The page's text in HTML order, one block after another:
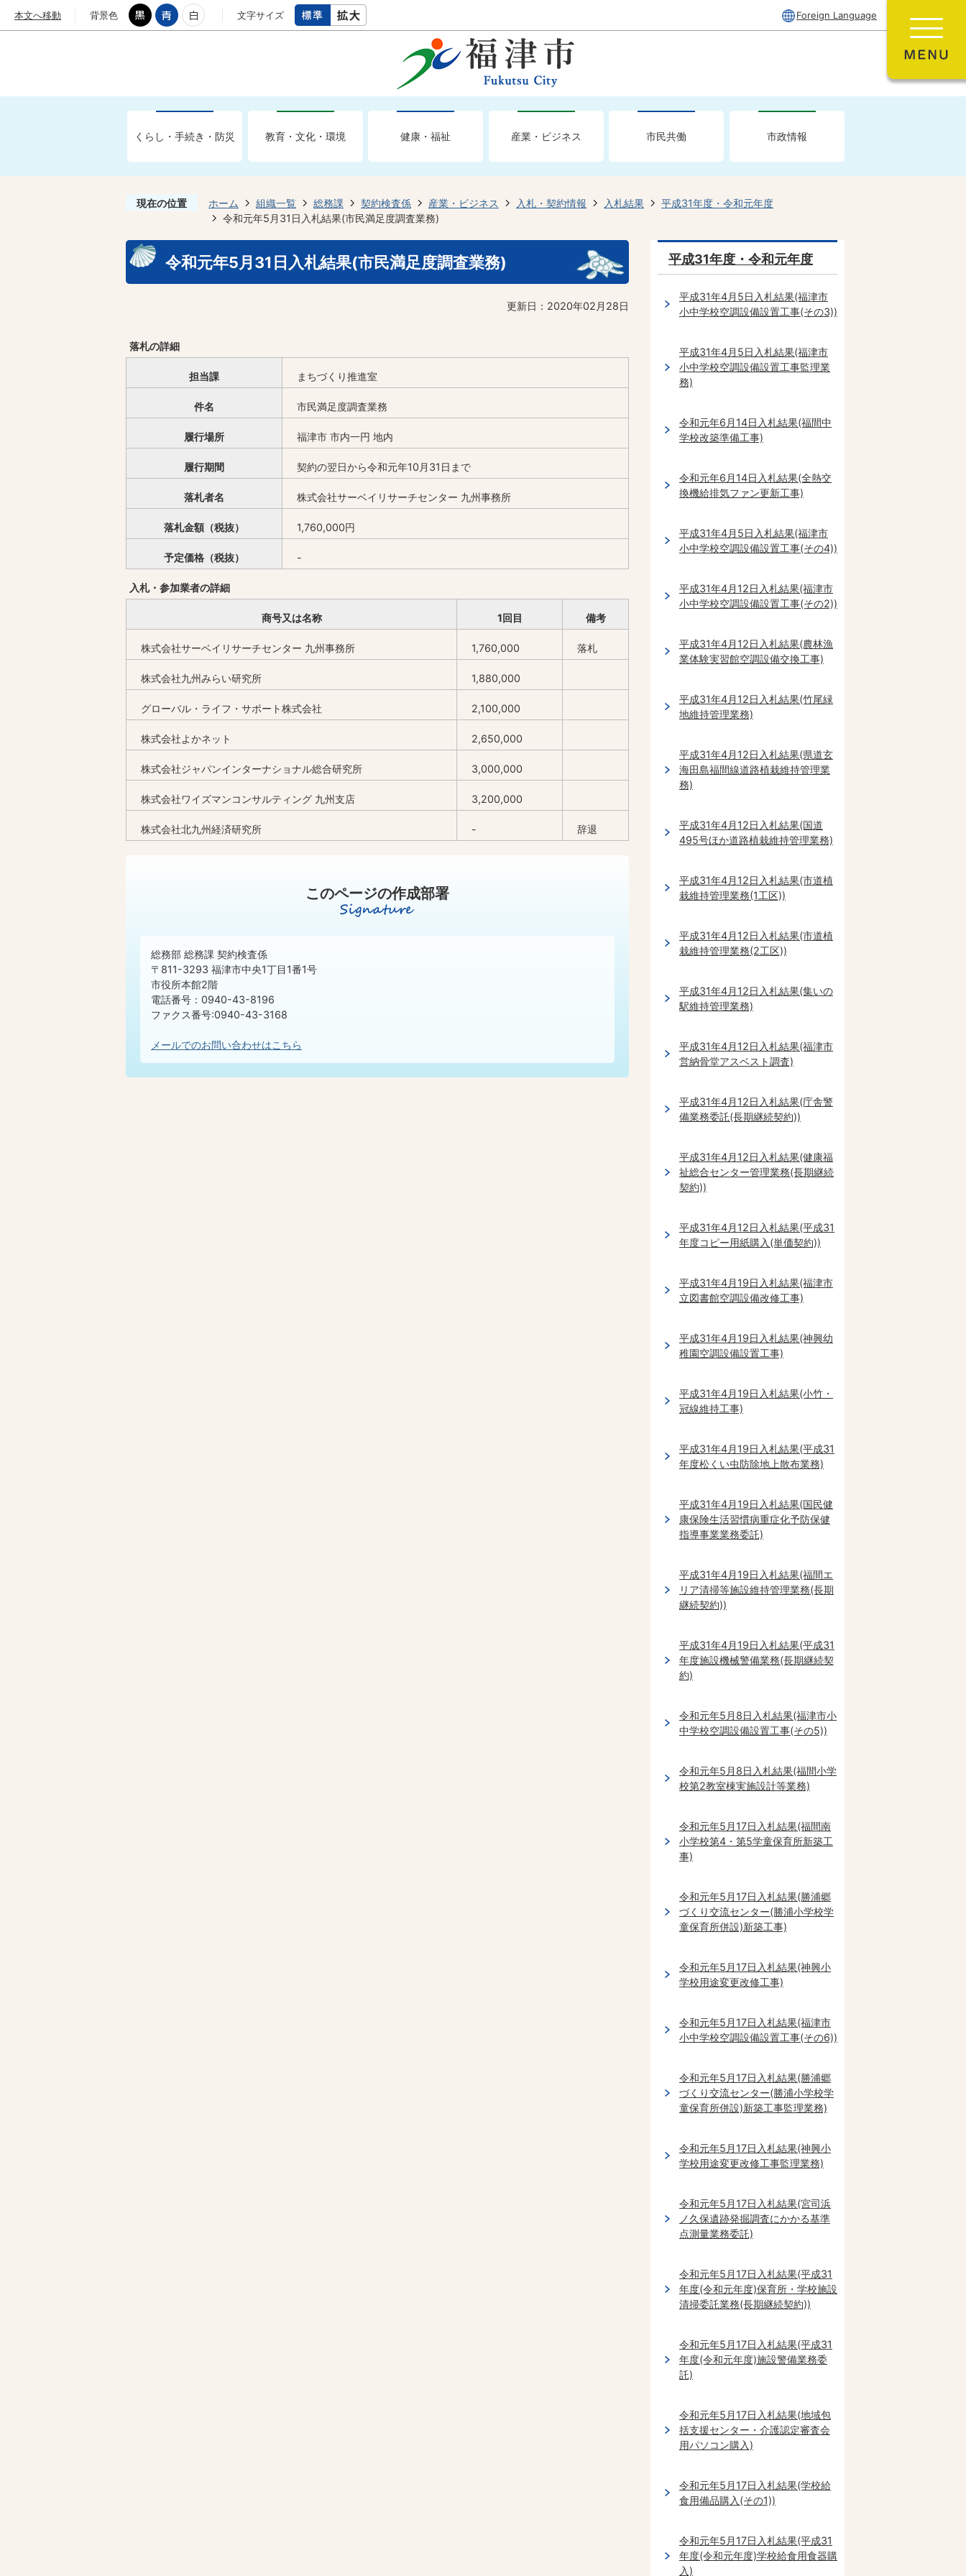
本文へ移動 背景色 文字サイズ Foreign Language
くらし・手続き・防災 教育・文化・環境 健康・福祉 産業・ビジネス 市民共働 市政情報
現在の位置 ホーム 組織一覧 総務課 契約検査係 産業・ビジネス 入札・契約情報 入札結果
平成31年度・令和元年度
令和元年5月31日入札結果(市民満足度調査業務)
令和元年5月31日入札結果(市民満足度調査業務)
更新日：2020年02月28日
落札の詳細
担当課 まちづくり推進室
件名 市民満足度調査業務
履行場所 福津市 市内一円 地内
履行期間 契約の翌日から令和元年10月31日まで
落札者名 株式会社サーベイリサーチセンター 九州事務所
落札金額（税抜） 1,760,000円
予定価格（税抜） -
入札・参加業者の詳細
商号又は名称 1回目 備考
株式会社サーベイリサーチセンター 九州事務所 1,760,000 落札
株式会社九州みらい研究所 1,880,000
グローバル・ライフ・サポート株式会社 2,100,000
株式会社よかネット 2,650,000
株式会社ジャパンインターナショナル総合研究所 3,000,000
株式会社ワイズマンコンサルティング 九州支店 3,200,000
株式会社北九州経済研究所 - 辞退
このページの作成部署
総務部 総務課 契約検査係
〒811-3293 福津市中央1丁目1番1号
市役所本館2階
電話番号：0940-43-8196
ファクス番号:0940-43-3168
メールでのお問い合わせはこちら
平成31年度・令和元年度
平成31年4月5日入札結果(福津市
小中学校空調設備設置工事(その3))
平成31年4月5日入札結果(福津市
小中学校空調設備設置工事監理業
務)
令和元年6月14日入札結果(福間中
学校改築準備工事)
令和元年6月14日入札結果(全熱交
換機給排気ファン更新工事)
平成31年4月5日入札結果(福津市
小中学校空調設備設置工事(その4))
平成31年4月12日入札結果(福津市
小中学校空調設備設置工事(その2))
平成31年4月12日入札結果(農林漁
業体験実習館空調設備交換工事)
平成31年4月12日入札結果(竹尾緑
地維持管理業務)
平成31年4月12日入札結果(県道玄
海田島福間線道路植栽維持管理業
務)
平成31年4月12日入札結果(国道
495号ほか道路植栽維持管理業務)
平成31年4月12日入札結果(市道植
栽維持管理業務(1工区))
平成31年4月12日入札結果(市道植
栽維持管理業務(2工区))
平成31年4月12日入札結果(集いの
駅維持管理業務)
平成31年4月12日入札結果(福津市
営納骨堂アスベスト調査)
平成31年4月12日入札結果(庁舎警
備業務委託(長期継続契約))
平成31年4月12日入札結果(健康福
祉総合センター管理業務(長期継続
契約))
平成31年4月12日入札結果(平成31
年度コピー用紙購入(単価契約))
平成31年4月19日入札結果(福津市
立図書館空調設備改修工事)
平成31年4月19日入札結果(神興幼
稚園空調設備設置工事)
平成31年4月19日入札結果(小竹・
冠線維持工事)
平成31年4月19日入札結果(平成31
年度松くい虫防除地上散布業務)
平成31年4月19日入札結果(国民健
康保険生活習慣病重症化予防保健
指導事業業務委託)
平成31年4月19日入札結果(福間エ
リア清掃等施設維持管理業務(長期
継続契約))
平成31年4月19日入札結果(平成31
年度施設機械警備業務(長期継続契
約)
令和元年5月8日入札結果(福津市小
中学校空調設備設置工事(その5))
令和元年5月8日入札結果(福間小学
校第2教室棟実施設計等業務)
令和元年5月17日入札結果(福間南
小学校第4・第5学童保育所新築工
事)
令和元年5月17日入札結果(勝浦郷
づくり交流センター(勝浦小学校学
童保育所併設)新築工事)
令和元年5月17日入札結果(神興小
学校用途変更改修工事)
令和元年5月17日入札結果(福津市
小中学校空調設備設置工事(その6))
令和元年5月17日入札結果(勝浦郷
づくり交流センター(勝浦小学校学
童保育所併設)新築工事監理業務)
令和元年5月17日入札結果(神興小
学校用途変更改修工事監理業務)
令和元年5月17日入札結果(宮司浜
ノ久保遺跡発掘調査にかかる基準
点測量業務委託)
令和元年5月17日入札結果(平成31
年度(令和元年度)保育所・学校施設
清掃委託業務(長期継続契約))
令和元年5月17日入札結果(平成31
年度(令和元年度)施設警備業務委
託)
令和元年5月17日入札結果(地域包
括支援センター・介護認定審査会
用パソコン購入)
令和元年5月17日入札結果(学校給
食用備品購入(その1))
令和元年5月17日入札結果(平成31
年度(令和元年度)学校給食用食器購
入)